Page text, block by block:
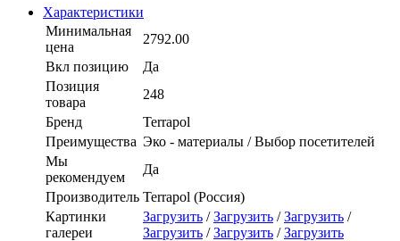
Характеристики
Минимальная
цена
2792.00
Вкл позицию
Да
Позиция
товара
248
Бренд
Terrapol
Преимущества Эко - материалы / Выбор посетителей
Мы
рекомендуем
Да
Производитель Terrapol (Россия)
Картинки
галереи
Загрузить /Загрузить /Загрузить /
Загрузить /Загрузить /Загрузить